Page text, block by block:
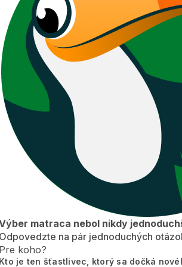
matraca nebol nikdy
Odpovedzte na pár jednoduchých
Pre koho?
Kto je ten šťastlivec, ktorý sa dočká